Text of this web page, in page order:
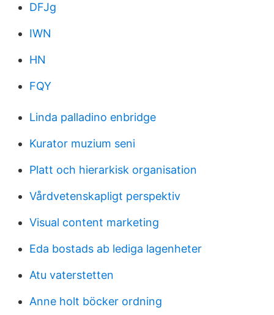
DFJg
IWN
HN
FQY
Linda palladino enbridge
Kurator muzium seni
Platt och hierarkisk organisation
Vårdvetenskapligt perspektiv
Visual content marketing
Eda bostads ab lediga lagenheter
Atu vaterstetten
Anne holt böcker ordning